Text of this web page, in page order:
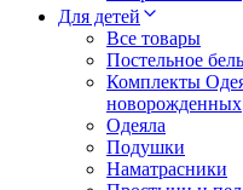
Для детей
Все товары
Постельное
Комплекты
новорожденных
Одеяла
Подушки
Наматрасники